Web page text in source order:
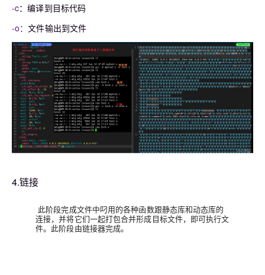
-c：编译到目标代码
-o：文件输出到文件
4.链接
此阶段完成文件中叼用的各种函数跟静态库和动态库的
连接，并将它们一起打包合并形成目标文件，即可执行文
件。此阶段由链接器完成。